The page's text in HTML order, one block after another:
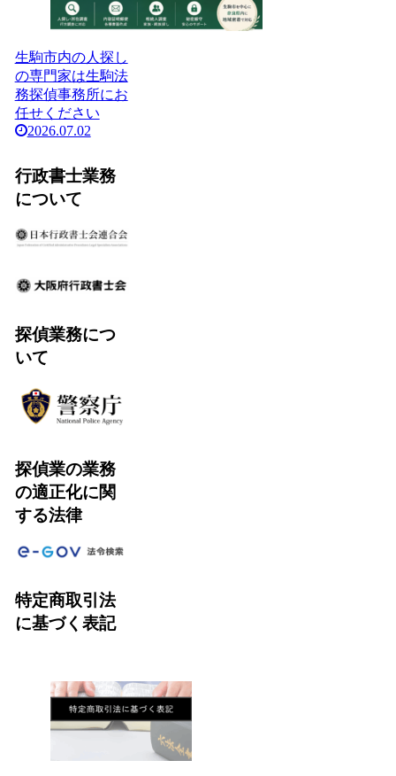
生駒市内の人探し
の専門家は生駒法
務探偵事務所にお
任せください
2026.07.02
行政書士業務
について
探偵業務につ
いて
探偵業の業務
の適正化に関
する法律
特定商取引法
に基づく表記